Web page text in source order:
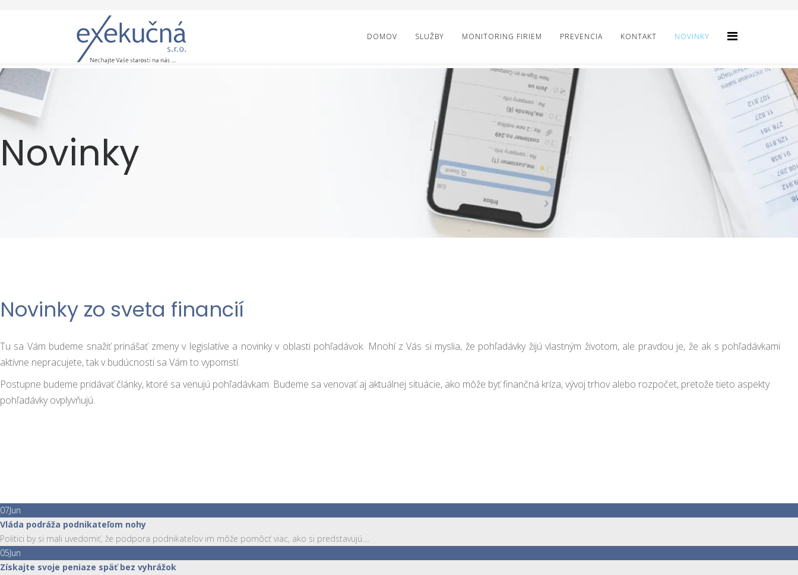
DOMOV SLUŽBY MONITORING FIRIEM PREVENCIA KONTAKT NOVINKY
Novinky
Novinky zo sveta financií
Tu sa Vám budeme snažiť prinášať zmeny v legislatíve a novinky v oblasti pohľadávok. Mnohí z Vás si myslia, že pohľadávky žijú vlastným životom, ale pravdou je, že ak s pohľadávkami
aktívne nepracujete, tak v budúcnosti sa Vám to vypomstí.
Postupne budeme pridávať články, ktoré sa venujú pohľadávkam. Budeme sa venovať aj aktuálnej situácie, ako môže byť finančná kríza, vývoj trhov alebo rozpočet, pretože tieto aspekty
pohľadávky ovplyvňujú.
07Jun
Vláda podráža podnikateľom nohy
Politici by si mali uvedomiť, že podpora podnikateľov im môže pomôcť viac, ako si predstavujú....
05Jun
Získajte svoje peniaze späť bez vyhrážok